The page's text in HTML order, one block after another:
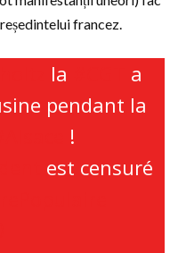
francez.
la
a
pendant la
!
est censuré